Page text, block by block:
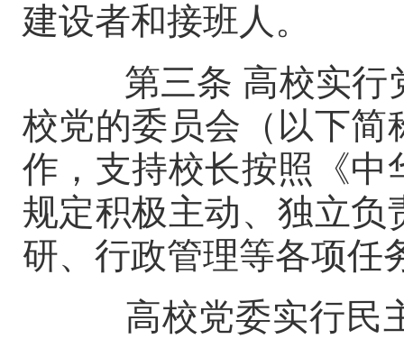
建设者和接班人。
第三条 高校实行
校党的委员会（以下简
作，支持校长按照《中
规定积极主动、独立
研、行政管理等各项任
高校党委实行民主